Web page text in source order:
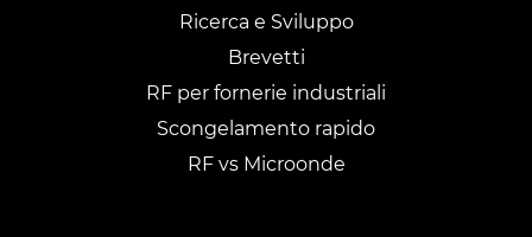
Ricerca e Sviluppo
Brevetti
RF per fornerie industriali
Scongelamento rapido
RF vs Microonde